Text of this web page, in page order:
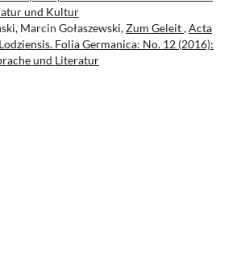
und Kultur
Marcin Gołaszewski,Zum Geleit,Acta
Folia Germanica: No. 12 (2016):
und Literatur